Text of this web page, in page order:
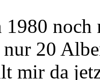
1980
20
mir da